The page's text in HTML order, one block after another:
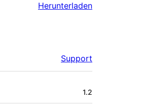
Herunterladen
Support
1.2